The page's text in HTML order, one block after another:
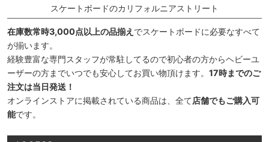
スケートボードのカリフォルニアストリート
在庫数常時3,000点以上の品揃え でスケートボードに必要なすべて
が揃います。
経験豊富な専門スタッフが常駐してるので初心者の方からヘビーユ
ーザーの方までいつでも安心してお買い物頂けます。 17時までのご
注文は当日発送！
オンラインストアに掲載されている商品は、全て店舗でもご購入可
能です。